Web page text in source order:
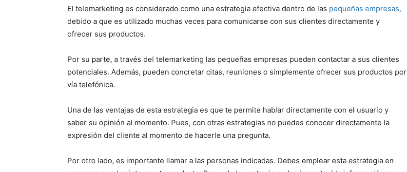
El telemarketing es considerado como una estrategia efectiva dentro de las pequeñas empresas,
debido a que es utilizado muchas veces para comunicarse con sus clientes directamente y
ofrecer sus productos.
Por su parte, a través del telemarketing las pequeñas empresas pueden contactar a sus clientes
potenciales. Además, pueden concretar citas, reuniones o simplemente ofrecer sus productos por
vía telefónica.
Una de las ventajas de esta estrategia es que te permite hablar directamente con el usuario y
saber su opinión al momento. Pues, con otras estrategias no puedes conocer directamente la
expresión del cliente al momento de hacerle una pregunta.
Por otro lado, es importante llamar a las personas indicadas. Debes emplear esta estrategia en